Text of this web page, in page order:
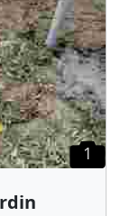
1